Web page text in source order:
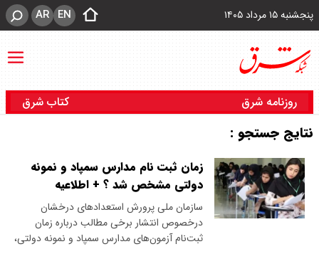
پنجشنبه ۱۵ مرداد ۱۴۰۵ EN
AR
روزنامه شرق کتاب شرق
نتایج جستجو :
زمان ثبت نام مدارس سمپاد و نمونه
دولتی مشخص شد ؟ + اطلاعیه
سازمان ملی پرورش استعدادهای درخشان
درخصوص انتشار برخی مطالب درباره زمان
ثبت‌نام آزمون‌های مدارس سمپاد و نمونه دولتی،